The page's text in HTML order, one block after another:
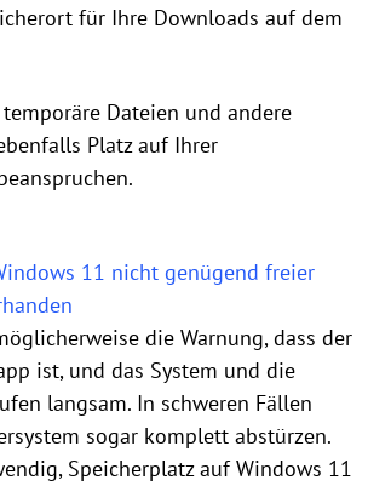
für Ihre Downloads auf dem
Dateien und andere
Platz auf Ihrer
11 nicht genügend freier
die Warnung, dass der
ist, und das System und die
langsam. In schweren Fällen
sogar komplett abstürzen.
Speicherplatz auf Windows 11